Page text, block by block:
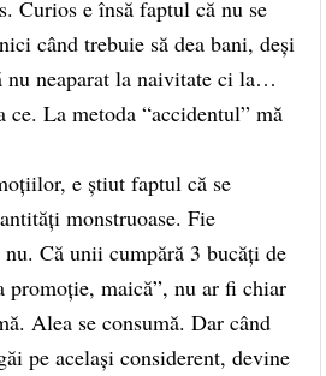
Curios e însă faptul că nu se
când trebuie să dea bani, deşi
nu neaparat la naivitate ci la…
La metoda “accidentul” mă
e ştiut faptul că se
monstruoase. Fie
Că unii cumpără 3 bucăţi de
promoţie, maică”, nu ar fi chiar
Alea se consumă. Dar când
pe acelaşi considerent, devine